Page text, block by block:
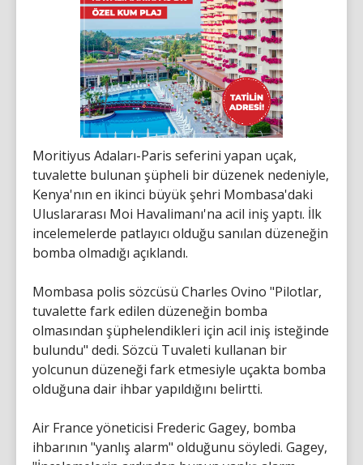
Moritiyus Adaları-Paris seferini yapan uçak,
tuvalette bulunan şüpheli bir düzenek nedeniyle,
Kenya'nın en ikinci büyük şehri Mombasa'daki
Uluslararası Moi Havalimanı'na acil iniş yaptı. İlk
incelemelerde patlayıcı olduğu sanılan düzeneğin
bomba olmadığı açıklandı.
Mombasa polis sözcüsü Charles Ovino "Pilotlar,
tuvalette fark edilen düzeneğin bomba
olmasından şüphelendikleri için acil iniş isteğinde
bulundu" dedi. Sözcü Tuvaleti kullanan bir
yolcunun düzeneği fark etmesiyle uçakta bomba
olduğuna dair ihbar yapıldığını belirtti.
Air France yöneticisi Frederic Gagey, bomba
ihbarının "yanlış alarm" olduğunu söyledi. Gagey,